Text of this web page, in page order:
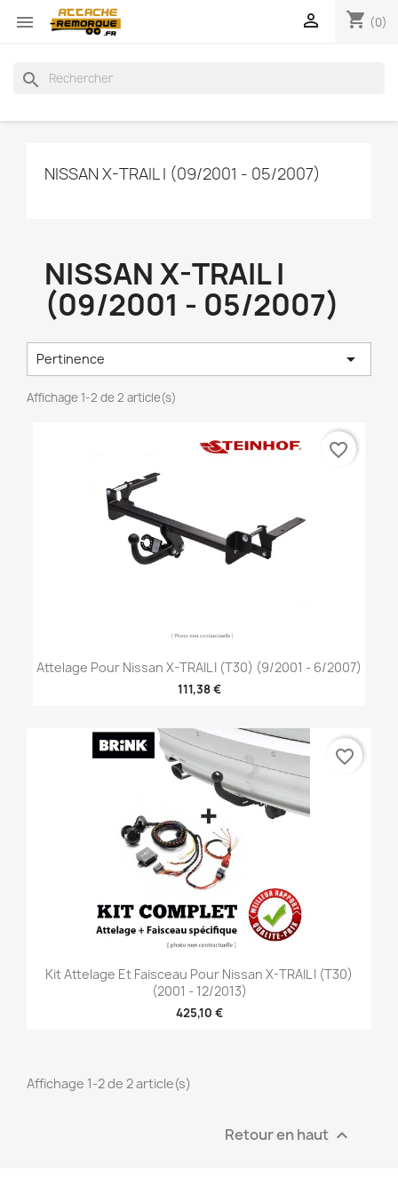
 shopping_cart (0)

search
NISSAN X-TRAIL I (09/2001 - 05/2007)
NISSAN X-TRAIL I
(09/2001 - 05/2007)
Pertinence 
Affichage 1-2 de 2 article(s)
Attelage Pour Nissan X-TRAIL I (T30) (9/2001 - 6/2007)
111,38 €
favorite_border
Kit Attelage Et Faisceau Pour Nissan X-TRAIL I (T30)
(2001 - 12/2013)
425,10 €
favorite_border
Affichage 1-2 de 2 article(s)
Retour en haut 